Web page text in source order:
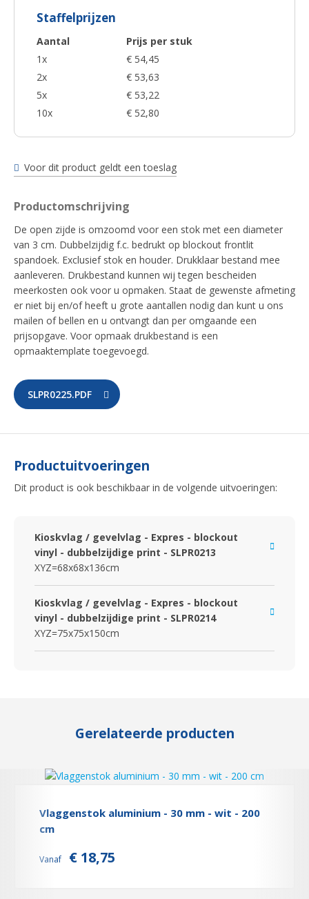
Staffelprijzen
Aantal
Prijs per stuk
1x
€ 54,45
2x
€ 53,63
5x
€ 53,22
10x
€ 52,80
Voor dit product geldt een toeslag
Productomschrijving
De open zijde is omzoomd voor een stok met een diameter
van 3 cm. Dubbelzijdig f.c. bedrukt op blockout frontlit
spandoek. Exclusief stok en houder. Drukklaar bestand mee
aanleveren. Drukbestand kunnen wij tegen bescheiden
meerkosten ook voor u opmaken. Staat de gewenste afmeting
er niet bij en/of heeft u grote aantallen nodig dan kunt u ons
mailen of bellen en u ontvangt dan per omgaande een
prijsopgave. Voor opmaak drukbestand is een
opmaaktemplate toegevoegd.
SLPR0225.PDF
Productuitvoeringen
Dit product is ook beschikbaar in de volgende uitvoeringen:
Kioskvlag / gevelvlag - Expres - blockout
vinyl - dubbelzijdige print - SLPR0213
XYZ=68x68x136cm
Kioskvlag / gevelvlag - Expres - blockout
vinyl - dubbelzijdige print - SLPR0214
XYZ=75x75x150cm
Gerelateerde producten
Vlaggenstok aluminium - 30 mm - wit - 200
cm
Vanaf € 18,75